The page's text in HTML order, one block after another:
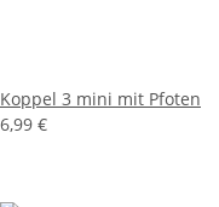
Koppel 3 mini mit Pfoten
6,99 €